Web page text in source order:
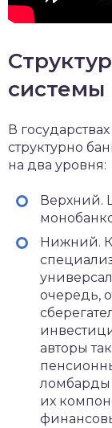
системы
В
структурно
на два уровня:
Верхний.
Нижний.
очередь,
авторы
ломбарды
их